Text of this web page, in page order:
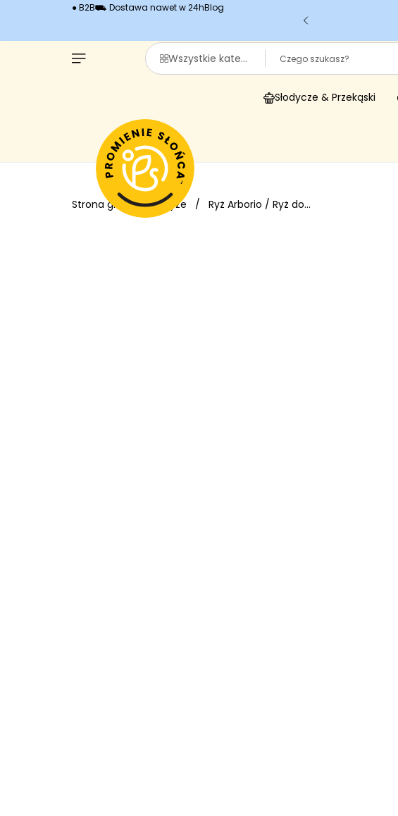
● B2B⛟ Dostawa nawet w 24hBlog
Wszystkie kategorie
Szukaj
Słodycze & Przekąski
Strona główna / Ryże / Ryż Arborio / Ryż do...